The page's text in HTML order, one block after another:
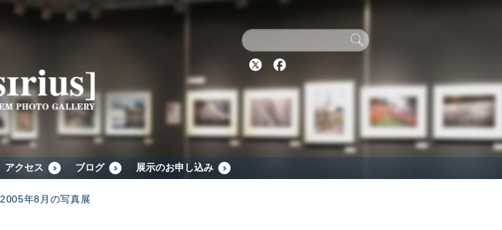
Twitter
アクセス ブログ 展示のお申し込み
2005年8月の写真展